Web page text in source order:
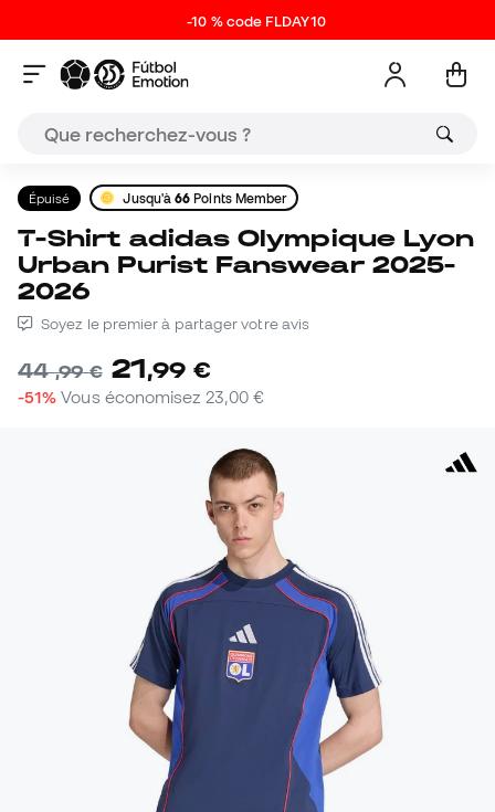
-10 % code FLDAY10
Épuisé Jusqu'à66 Points Member
T-Shirt adidas Olympique Lyon
Urban Purist Fanswear 2025-
2026
Soyez le premier à partager votre avis
44,99 € 21,99 €
-51% Vous économisez 23,00 €